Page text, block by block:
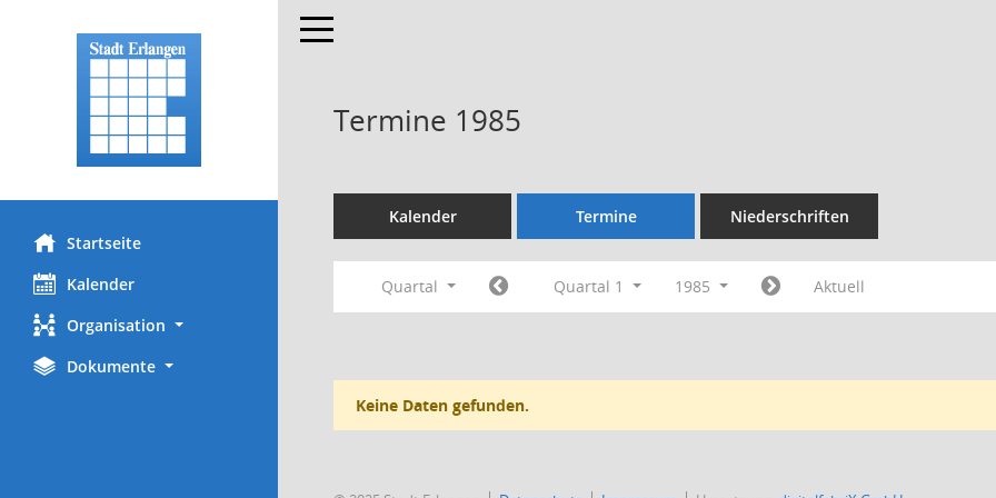
Startseite
Kalender
Organisation
Dokumente
Toggle navigation
Termine 1985
Kalender Termine Niederschriften
Quartal Quartal 1 1985 Aktuell
Keine Daten gefunden.